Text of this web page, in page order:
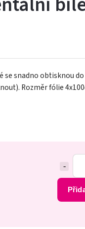
snadno obtisknou
Rozměr fólie